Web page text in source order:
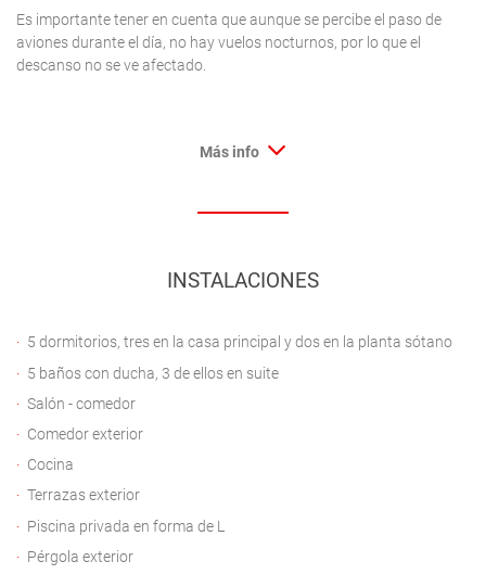
Es importante tener en cuenta que aunque se percibe el paso de
aviones durante el día, no hay vuelos nocturnos, por lo que el
descanso no se ve afectado.
Más info
INSTALACIONES
5 dormitorios, tres en la casa principal y dos en la planta sótano
5 baños con ducha, 3 de ellos en suite
Salón - comedor
Comedor exterior
Cocina
Terrazas exterior
Piscina privada en forma de L
Pérgola exterior